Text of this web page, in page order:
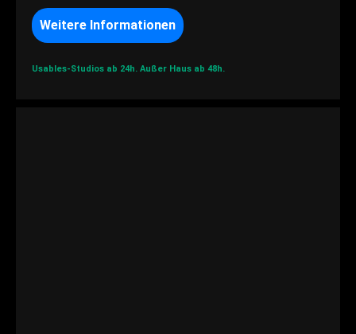
Weitere Informationen
Usables-Studios ab 24h. Außer Haus ab 48h.